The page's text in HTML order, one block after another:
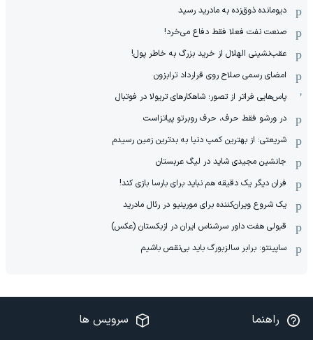
دیومانده ذوق‌زده به مادرید رسید
صنعت نفت فعلا فقط دفاع می‌خرد!
عقب‌نشینی الهلال از خرید بزرگ به خاطر پول!
امضای رسمی صلاح روی قرارداد ترابزون
پاس‌هایی فراتر از تصور؛ شاهکارهای تریولا در فوتبال
در ورشو فقط حرف، حرف روبرتو پیاتزاست
شریعتی: از بهترین کمپ‌ دنیا به بدترین زمین‌ رسیدم
جانشین مجیدی شاید در لیگ عربستان
فران دیگر یک دقیقه هم نباید برای بارسا بازی کند!
یک شروع ویران‌کننده برای مورینیو در رئال مادرید
قبولی هفت داور سرشناس ایران در ازبکستان (عکس)
ساپینتو: برابر سالزبورگ باید بی‌نقص باشیم
راهنما سرویس ها